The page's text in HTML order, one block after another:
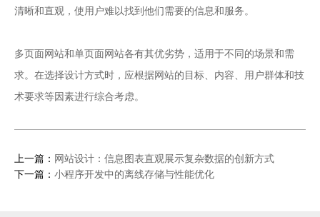
清晰和直观，使用户难以找到他们需要的信息和服务。
多页面网站和单页面网站各有其优劣势，适用于不同的场景和需
求。在选择设计方式时，应根据网站的目标、内容、用户群体和技
术要求等因素进行综合考虑。
上一篇： 网站设计：信息图表直观展示复杂数据的创新方式
下一篇： 小程序开发中的离线存储与性能优化